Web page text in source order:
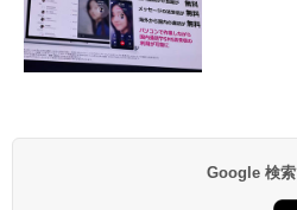
Google 検索